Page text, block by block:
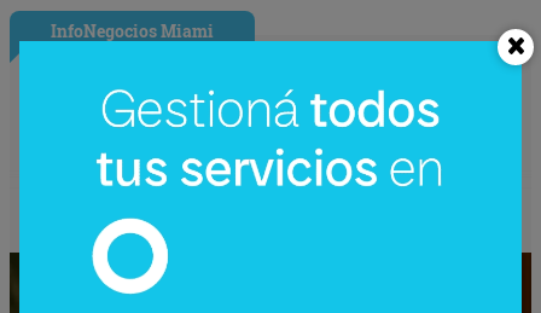
InfoNegocios Miami
Starbucks Japón y la cápsula
coleccionable que vale más que el café
(el producto se convierte en ecosistema)